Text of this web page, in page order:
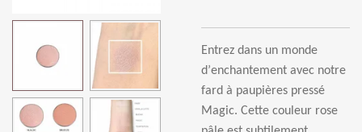
Entrez dans un monde
d’enchantement avec notre
fard à paupières pressé
Magic. Cette couleur rose